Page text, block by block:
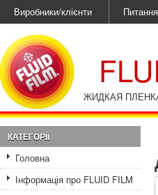
Виробники/клієнти
ЖИДКАЯ
КАТЕГОРІЇ
Головна
Інформація про FLUID FILM